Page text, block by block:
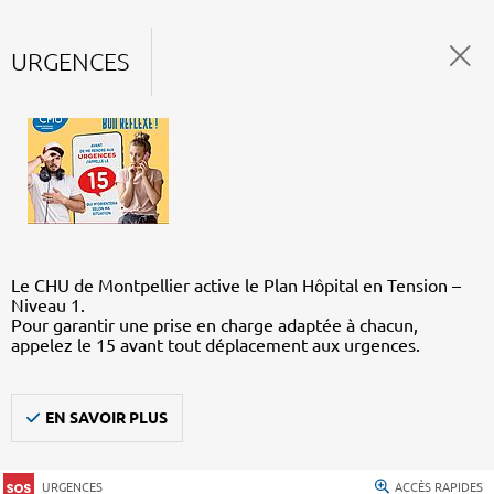
URGENCES
Le CHU de Montpellier active le Plan Hôpital en Tension –
Niveau 1.
Pour garantir une prise en charge adaptée à chacun,
appelez le 15 avant tout déplacement aux urgences.
EN SAVOIR PLUS
URGENCES ACCÈS RAPIDES